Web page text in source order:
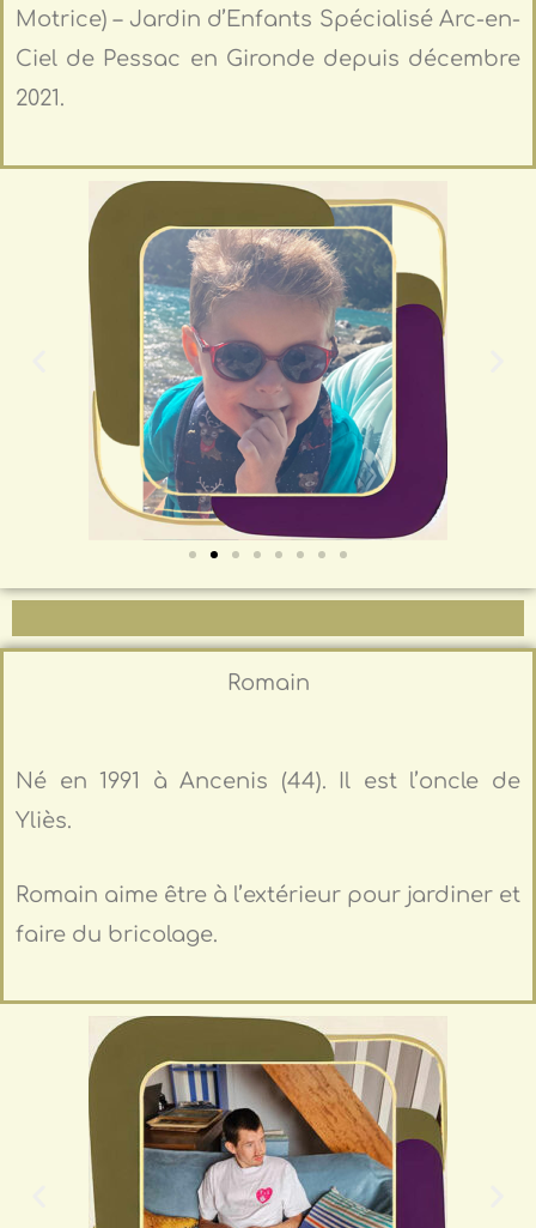
Motrice) – Jardin d’Enfants Spécialisé Arc-en-
Ciel de Pessac en Gironde depuis décembre
2021.
Romain
Né en 1991 à Ancenis (44). Il est l’oncle de
Yliès.
Romain aime être à l’extérieur pour jardiner et
faire du bricolage.